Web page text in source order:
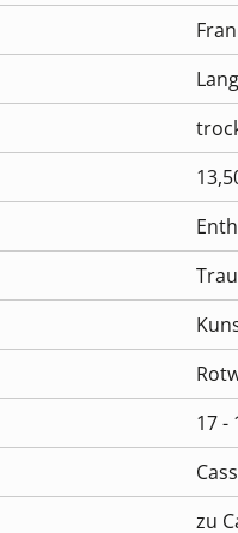
17 -
zu